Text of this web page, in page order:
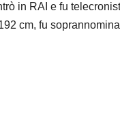
in RAI e fu
cm, fu